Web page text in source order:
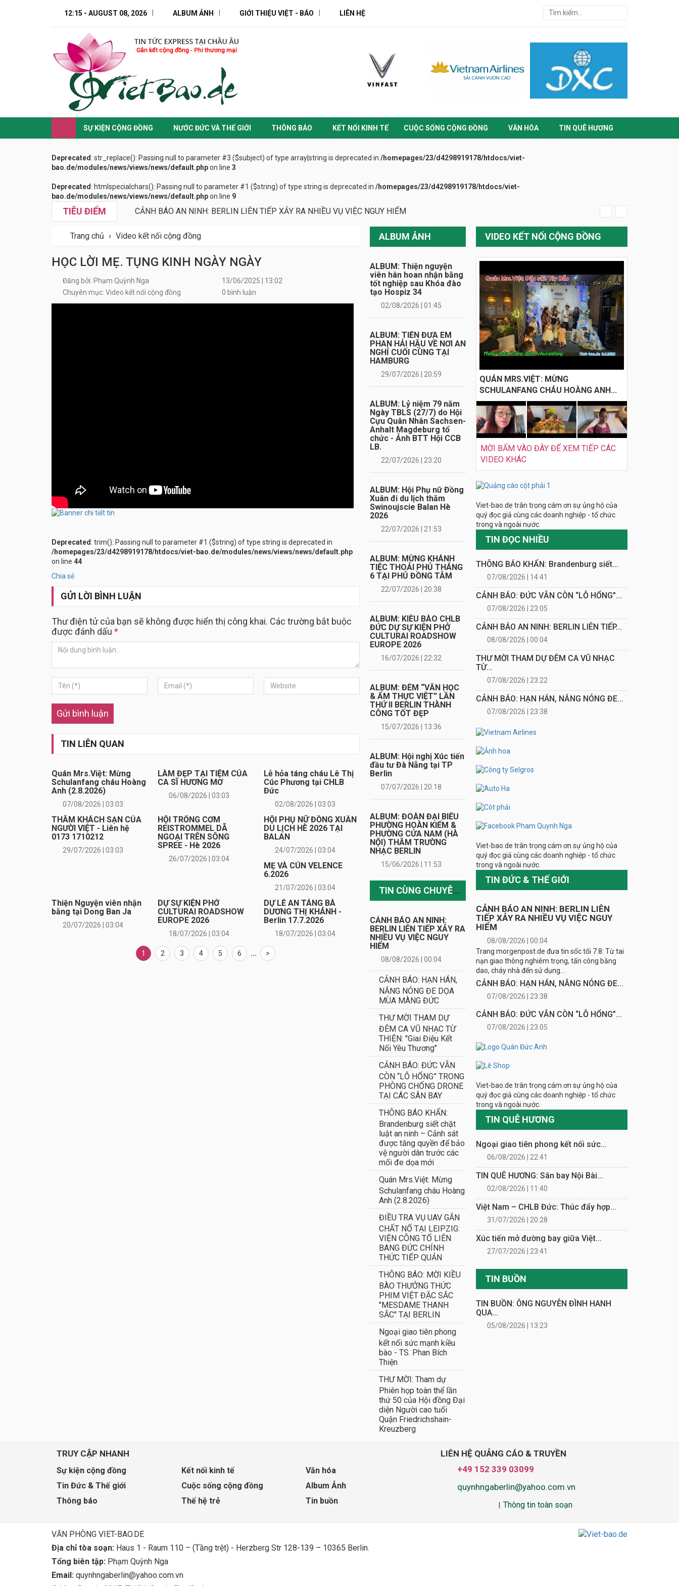
12:15 - AUGUST 08, 2026 ALBUM ẢNH GIỚI THIỆU VIỆT - BÁO LIÊN HỆ
SỰ KIỆN CỘNG ĐỒNG NƯỚC ĐỨC VÀ THẾ GIỚI THÔNG BÁO KẾT NỐI KINH TẾ CUỘC SỐNG CỘNG ĐỒNG VĂN HÓA TIN QUÊ HƯƠNG
Deprecated : str_replace(): Passing null to parameter #3 ($subject) of type array|string is deprecated in /homepages/23/d4298919178/htdocs/viet-
bao.de/modules/news/views/news/default.phpon line 3
Deprecated : htmlspecialchars(): Passing null to parameter #1 ($string) of type string is deprecated in /homepages/23/d4298919178/htdocs/viet-
bao.de/modules/news/views/news/default.phpon line 9
TIÊU ĐIỂM CẢNH BÁO AN NINH: BERLIN LIÊN TIẾP XẢY RA NHIỀU VỤ VIỆC NGUY HIỂM
Trang chủ › Video kết nối cộng đồng
HỌC LỜI MẸ. TỤNG KINH NGÀY NGÀY
Đăng bởi: Phạm Quỳnh Nga
13/06/2025 | 13:02
Chuyên mục: Video kết nối cộng đồng
0 bình luận
Deprecated : trim(): Passing null to parameter #1 ($string) of type string is deprecated in
/homepages/23/d4298919178/htdocs/viet-bao.de/modules/news/views/news/default.php
on line 44
Chia sẻ
GỬI LỜI BÌNH LUẬN
Thư điện tử của bạn sẽ không được hiển thị công khai. Các trường bắt buộc
được đánh dấu *
Gửi bình luận
TIN LIÊN QUAN
Quán Mrs.Việt: Mừng
Schulanfang cháu Hoàng
Anh (2.8.2026)
07/08/2026 | 03:03
LÀM ĐẸP TẠI TIỆM CỦA
CA SĨ HƯƠNG MƠ
06/08/2026 | 03:03
Lễ hỏa táng cháu Lê Thị
Cúc Phương tại CHLB
Đức
02/08/2026 | 03:03
THĂM KHÁCH SẠN CỦA
NGƯỜI VIỆT - Liên hệ
0173 1710212
29/07/2026 | 03:03
HỘI TRỐNG CƠM
REISTROMMEL DÃ
NGOẠI TRÊN SÔNG
SPREE - Hè 2026
26/07/2026 | 03:04
HỘI PHỤ NỮ ĐỒNG XUÂN
DU LỊCH HÈ 2026 TẠI
BALAN
24/07/2026 | 03:04
MẸ VÀ CÚN VELENCE
6.2026
21/07/2026 | 03:04
Thiện Nguyện viên nhận
bằng tại Dong Ban Ja
20/07/2026 | 03:04
DỰ SỰ KIỆN PHỞ
CULTURAI ROADSHOW
EUROPE 2026
18/07/2026 | 03:04
DỰ LỄ AN TÁNG BÀ
DƯƠNG THỊ KHÁNH -
Berlin 17.7.2026
18/07/2026 | 03:04
1 2 3 4 5 6 ... >
ALBUM ẢNH
ALBUM: Thiện nguyện
viên hân hoan nhận bằng
tốt nghiệp sau Khóa đào
tạo Hospiz 34
02/08/2026 | 01:45
ALBUM: TIỄN ĐƯA EM
PHAN HẢI HẬU VỀ NƠI AN
NGHỈ CUỐI CÙNG TẠI
HAMBURG
29/07/2026 | 20:59
ALBUM: Lỷ niệm 79 năm
Ngày TBLS (27/7) do Hội
Cựu Quân Nhân Sachsen-
Anhalt Magdeburg tổ
chức - Ảnh BTT Hội CCB
LB.
22/07/2026 | 23:20
ALBUM: Hội Phụ nữ Đồng
Xuân đi du lịch thăm
Swinoujscie Balan Hè
2026
22/07/2026 | 21:53
ALBUM: MỪNG KHÁNH
TIỆC THOẢI PHỦ THÁNG
6 TẠI PHỦ ĐỒNG TÂM
22/07/2026 | 20:38
ALBUM: KIỀU BÀO CHLB
ĐỨC DỰ SỰ KIỆN PHỞ
CULTURAI ROADSHOW
EUROPE 2026
16/07/2026 | 22:32
ALBUM: ĐÊM “VĂN HỌC
& ẨM THỰC VIỆT” LẦN
THỨ II BERLIN THÀNH
CÔNG TỐT ĐẸP
15/07/2026 | 13:36
ALBUM: Hội nghị Xúc tiến
đầu tư Đà Nẵng tại TP
Berlin
07/07/2026 | 20:18
ALBUM: ĐOÀN ĐẠI BIỂU
PHƯỜNG HOÀN KIẾM &
PHƯỜNG CỬA NAM (HÀ
NỘI) THĂM TRƯỜNG
NHẠC BERLIN
15/06/2026 | 11:53
TIN CÙNG CHUYÊN MỤC
CẢNH BÁO AN NINH:
BERLIN LIÊN TIẾP XẢY RA
NHIỀU VỤ VIỆC NGUY
HIỂM
08/08/2026 | 00:04
CẢNH BÁO: HẠN HÁN,
NẮNG NÓNG ĐE DỌA
MÙA MÀNG ĐỨC
THƯ MỜI THAM DỰ
ĐÊM CA VŨ NHẠC TỪ
THIỆN: "Giai Điệu Kết
Nối Yêu Thương"
CẢNH BÁO: ĐỨC VẪN
CÒN “LỖ HỔNG” TRONG
PHÒNG CHỐNG DRONE
TẠI CÁC SÂN BAY
THÔNG BÁO KHẨN:
Brandenburg siết chặt
luật an ninh – Cảnh sát
được tăng quyền để bảo
vệ người dân trước các
mối đe dọa mới
Quán Mrs.Việt: Mừng
Schulanfang cháu Hoàng
Anh (2.8.2026)
ĐIỀU TRA VỤ UAV GẮN
CHẤT NỔ TẠI LEIPZIG:
VIỆN CÔNG TỐ LIÊN
BANG ĐỨC CHÍNH
THỨC TIẾP QUẢN
THÔNG BÁO: MỜI KIỀU
BÀO THƯỞNG THỨC
PHIM VIỆT ĐẶC SẮC
"MESDAME THANH
SẮC" TẠI BERLIN
Ngoại giao tiên phong
kết nối sức mạnh kiều
bào - TS. Phan Bích
Thiện
THƯ MỜI: Tham dự
Phiên họp toàn thể lần
thứ 50 của Hội đồng Đại
diện Người cao tuổi
Quận Friedrichshain-
Kreuzberg
VIDEO KẾT NỐI CỘNG ĐỒNG
QUÁN MRS.VIỆT: MỪNG
SCHULANFANG CHÁU HOÀNG ANH...
MỜI BẤM VÀO ĐÂY ĐỂ XEM TIẾP CÁC
VIDEO KHÁC
Viet-bao.de trân trọng cám ơn sự ủng hộ của
quý đọc giả cùng các doanh nghiệp - tổ chức
trong và ngoài nước.
TIN ĐỌC NHIỀU
THÔNG BÁO KHẨN: Brandenburg siết...
07/08/2026 | 14:41
CẢNH BÁO: ĐỨC VẪN CÒN “LỖ HỔNG”...
07/08/2026 | 23:05
CẢNH BÁO AN NINH: BERLIN LIÊN TIẾP...
08/08/2026 | 00:04
THƯ MỜI THAM DỰ ĐÊM CA VŨ NHẠC
TỪ...
07/08/2026 | 23:22
CẢNH BÁO: HẠN HÁN, NẮNG NÓNG ĐE...
07/08/2026 | 23:38
Viet-bao.de trân trọng cám ơn sự ủng hộ của
quý đọc giả cùng các doanh nghiệp - tổ chức
trong và ngoài nước.
TIN ĐỨC & THẾ GIỚI
CẢNH BÁO AN NINH: BERLIN LIÊN
TIẾP XẢY RA NHIỀU VỤ VIỆC NGUY
HIỂM
08/08/2026 | 00:04
Trang morgenpost.de đưa tin sốc tối 7.8: Từ tai
nạn giao thông nghiêm trọng, tấn công bằng
dao, cháy nhà đến sử dụng...
CẢNH BÁO: HẠN HÁN, NẮNG NÓNG ĐE...
07/08/2026 | 23:38
CẢNH BÁO: ĐỨC VẪN CÒN “LỖ HỔNG”...
07/08/2026 | 23:05
Viet-bao.de trân trọng cám ơn sự ủng hộ của
quý đọc giả cùng các doanh nghiệp - tổ chức
trong và ngoài nước.
TIN QUÊ HƯƠNG
Ngoại giao tiên phong kết nối sức...
06/08/2026 | 22:41
TIN QUÊ HƯƠNG: Sân bay Nội Bài...
02/08/2026 | 11:40
Việt Nam – CHLB Đức: Thúc đẩy hợp...
31/07/2026 | 20:28
Xúc tiến mở đường bay giữa Việt...
27/07/2026 | 23:41
TIN BUỒN
TIN BUỒN: ÔNG NGUYỄN ĐÌNH HANH
QUA...
05/08/2026 | 13:23
TRUY CẬP NHANH
Sự kiện cộng đồng Kết nối kinh tế
Văn hóa
Tin Đức & Thế giới
Cuộc sống cộng đồng
Album Ảnh
Thông báo
Thế hệ trẻ Tin buồn
LIÊN HỆ QUẢNG CÁO & TRUYỀN
+49 152 339 03099
quynhngaberlin@yahoo.com.vn
Thông tin toàn soạn
VĂN PHÒNG VIET-BAO.DE
Địa chỉ tòa soạn: Haus 1 - Raum 110 – (Tầng trệt) - Herzberg Str 128-139 – 10365 Berlin.
Tổng biên tập: Phạm Quỳnh Nga
Email: quynhngaberlin@yahoo.com.vn